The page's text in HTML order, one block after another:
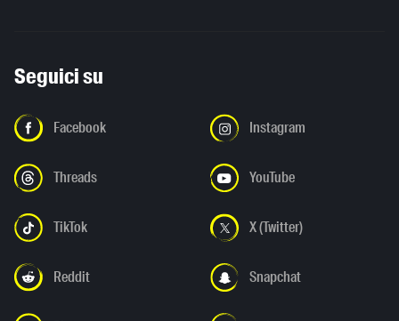
Seguici su
Facebook Instagram
Threads YouTube
TikTok X (Twitter)
Reddit Snapchat